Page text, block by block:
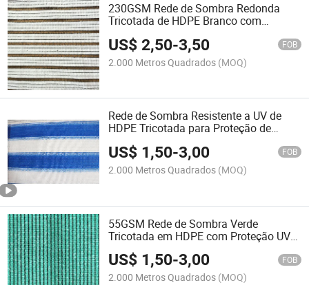
230GSM Rede de Sombra Redonda
Tricotada de HDPE Branco com
Estufa
US$2,50-3,50 FOB
2.000 Metros Quadrados (MOQ)
Rede de Sombra Resistente a UV de
HDPE Tricotada para Proteção de
Jardim e Agricultura em Estufas
US$ 1,50-3,00 FOB
2.000 Metros Quadrados (MOQ)
55GSM Rede de Sombra Verde
Tricotada em HDPE com Proteção UV
para Agricultura no Oriente Médio
US$ 1,50-3,00 FOB
2.000 Metros Quadrados (MOQ)